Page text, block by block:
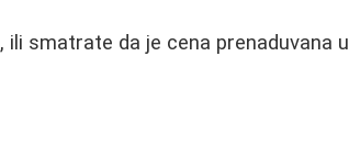
smatrate da je cena prenaduvana u